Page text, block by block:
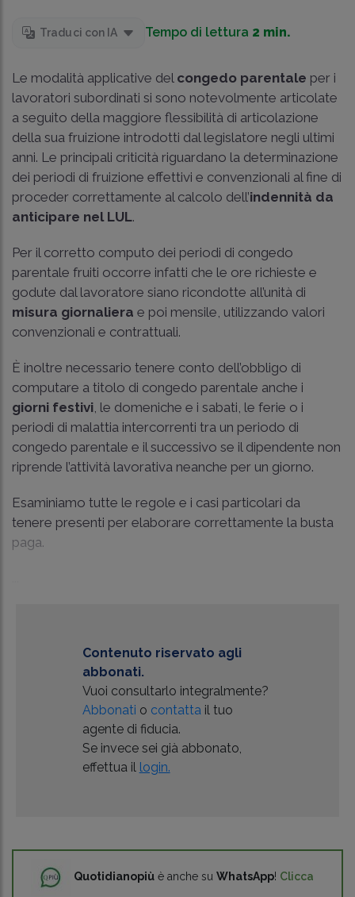
Traduci con IA Tempo di lettura 2 min.
Le modalità applicative del congedo parentale per i
lavoratori subordinati si sono notevolmente articolate
a seguito della maggiore flessibilità di articolazione
della sua fruizione introdotti dal legislatore negli ultimi
anni. Le principali criticità riguardano la determinazione
dei periodi di fruizione effettivi e convenzionali al fine di
proceder correttamente al calcolo dell’indennità da
anticipare nel LUL.
Per il corretto computo dei periodi di congedo
parentale fruiti occorre infatti che le ore richieste e
godute dal lavoratore siano ricondotte all’unità di
misura giornaliera e poi mensile, utilizzando valori
convenzionali e contrattuali.
È inoltre necessario tenere conto dell’obbligo di
computare a titolo di congedo parentale anche i
giorni festivi , le domeniche e i sabati, le ferie o i
periodi di malattia intercorrenti tra un periodo di
congedo parentale e il successivo se il dipendente non
riprende l’attività lavorativa neanche per un giorno.
Esaminiamo tutte le regole e i casi particolari da
tenere presenti per elaborare correttamente la busta
paga.
Contenuto riservato agli
abbonati.
Vuoi consultarlo integralmente?
Abbonati o contatta il tuo
agente di fiducia.
Se invece sei già abbonato,
effettua il login.
Quotidianopiù è anche su WhatsApp! Clicca